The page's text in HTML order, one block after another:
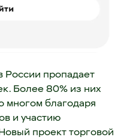
России пропадает
Более 80% из них
многом благодаря
и участию
проект торговой